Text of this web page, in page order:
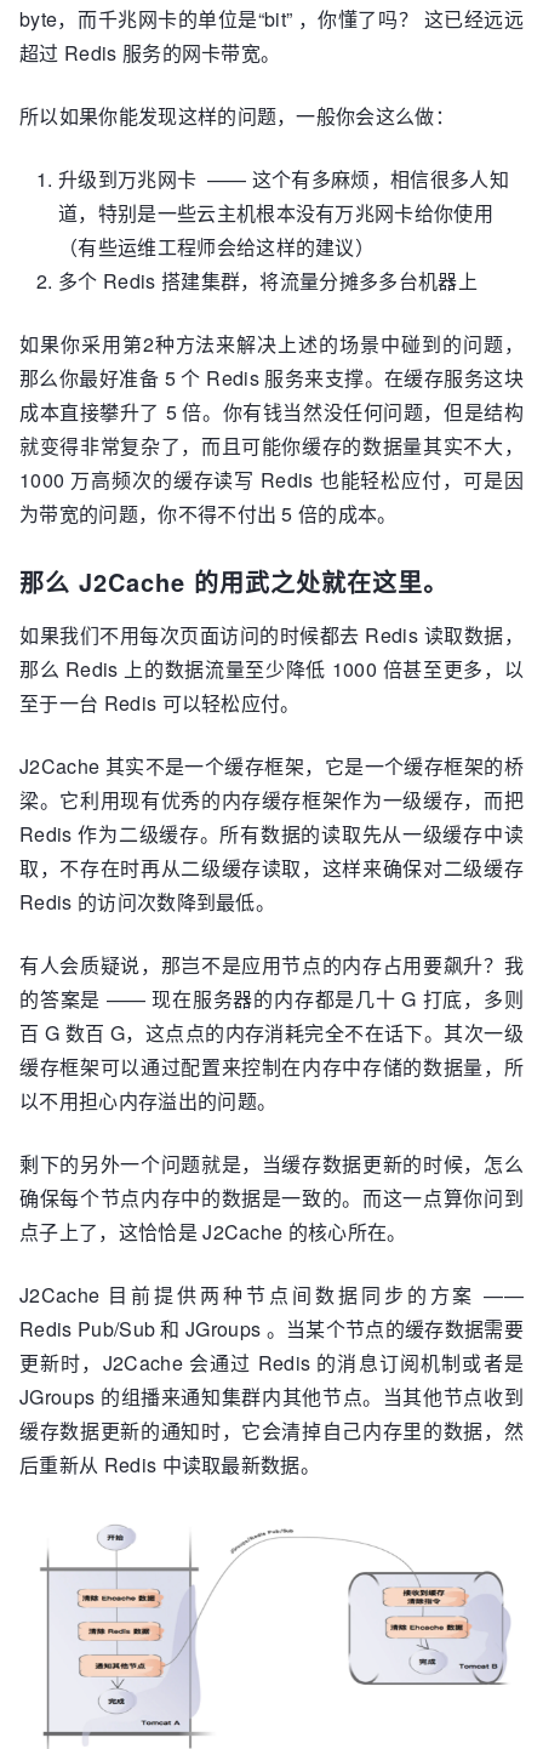
byte，而千兆网卡的单位是“bit” ，你懂了吗？ 这已经远远
超过 Redis 服务的网卡带宽。
所以如果你能发现这样的问题，一般你会这么做：
升级到万兆网卡 —— 这个有多麻烦，相信很多人知
道，特别是一些云主机根本没有万兆网卡给你使用
（有些运维工程师会给这样的建议）
多个 Redis 搭建集群，将流量分摊多多台机器上
如果你采用第2种方法来解决上述的场景中碰到的问题，
那么你最好准备 5 个 Redis 服务来支撑。在缓存服务这块
成本直接攀升了 5 倍。你有钱当然没任何问题，但是结构
就变得非常复杂了，而且可能你缓存的数据量其实不大，
1000 万高频次的缓存读写 Redis 也能轻松应付，可是因
为带宽的问题，你不得不付出 5 倍的成本。
那么 J2Cache 的用武之处就在这里。
如果我们不用每次页面访问的时候都去 Redis 读取数据，
那么 Redis 上的数据流量至少降低 1000 倍甚至更多，以
至于一台 Redis 可以轻松应付。
J2Cache 其实不是一个缓存框架，它是一个缓存框架的桥
梁。它利用现有优秀的内存缓存框架作为一级缓存，而把
Redis 作为二级缓存。所有数据的读取先从一级缓存中读
取，不存在时再从二级缓存读取，这样来确保对二级缓存
Redis 的访问次数降到最低。
有人会质疑说，那岂不是应用节点的内存占用要飙升？我
的答案是 —— 现在服务器的内存都是几十 G 打底，多则
百 G 数百 G，这点点的内存消耗完全不在话下。其次一级
缓存框架可以通过配置来控制在内存中存储的数据量，所
以不用担心内存溢出的问题。
剩下的另外一个问题就是，当缓存数据更新的时候，怎么
确保每个节点内存中的数据是一致的。而这一点算你问到
点子上了，这恰恰是 J2Cache 的核心所在。
J2Cache 目前提供两种节点间数据同步的方案 ——
Redis Pub/Sub 和 JGroups 。当某个节点的缓存数据需要
更新时，J2Cache 会通过 Redis 的消息订阅机制或者是
JGroups 的组播来通知集群内其他节点。当其他节点收到
缓存数据更新的通知时，它会清掉自己内存里的数据，然
后重新从 Redis 中读取最新数据。